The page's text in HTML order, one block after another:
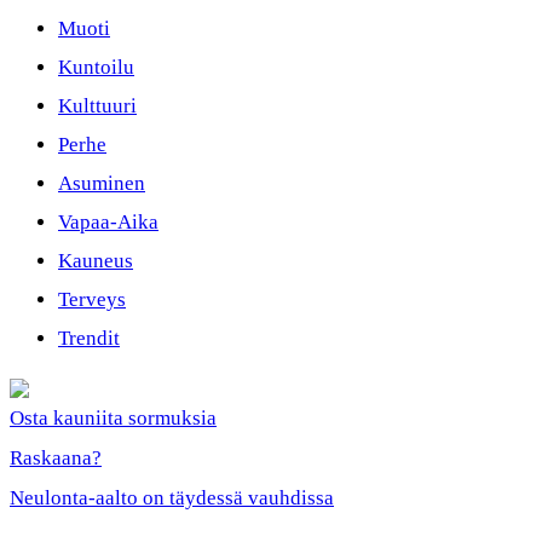
Muoti
Kuntoilu
Kulttuuri
Perhe
Asuminen
Vapaa-Aika
Kauneus
Terveys
Trendit
Osta kauniita sormuksia
Raskaana?
Neulonta-aalto on täydessä vauhdissa